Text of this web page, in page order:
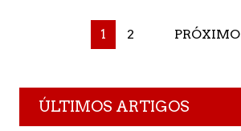
1 2 PRÓXIMO
ÚLTIMOS ARTIGOS